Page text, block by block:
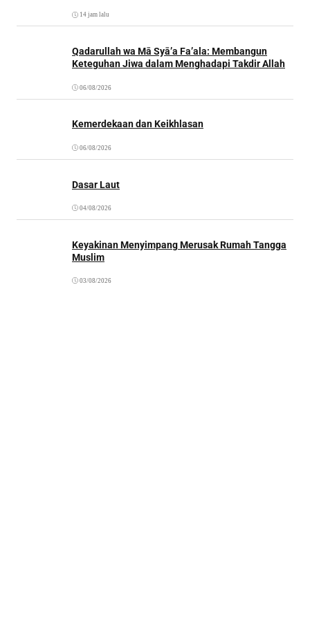
14 jam lalu
Qadarullah wa Mā Syā’a Fa’ala: Membangun
Keteguhan Jiwa dalam Menghadapi Takdir Allah
06/08/2026
Kemerdekaan dan Keikhlasan
06/08/2026
Dasar Laut
04/08/2026
Keyakinan Menyimpang Merusak Rumah Tangga
Muslim
03/08/2026